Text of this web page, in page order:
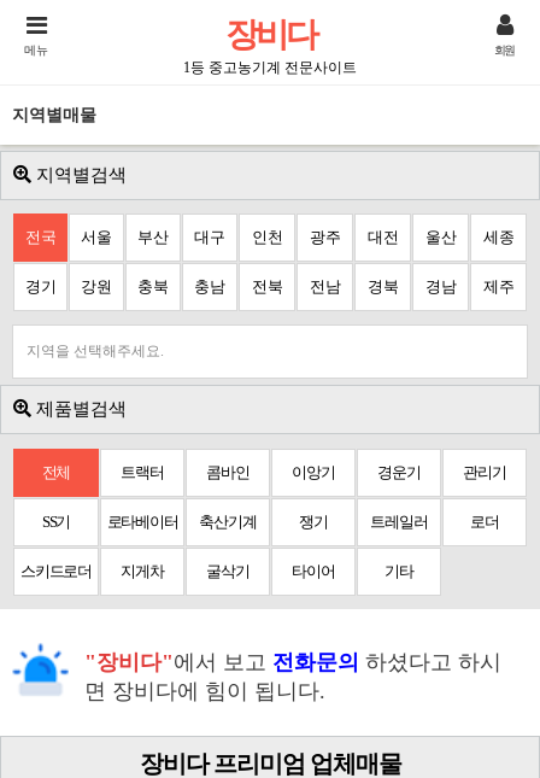
장비다
1등 중고농기계 전문사이트
메뉴 회원
지역별매물
지역별검색
전국 서울 부산 대구 인천 광주 대전 울산 세종
경기 강원 충북 충남 전북 전남 경북 경남 제주
지역을 선택해주세요.
제품별검색
전체 트랙터 콤바인 이앙기 경운기 관리기
SS기 로타베이터 축산기계 쟁기 트레일러 로더
스키드로더 지게차 굴삭기 타이어 기타
"장비다"에서 보고 전화문의 하셨다고 하시
면 장비다에 힘이 됩니다.
장비다 프리미엄 업체매물